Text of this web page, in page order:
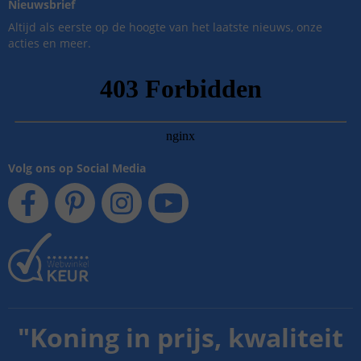
Nieuwsbrief
Altijd als eerste op de hoogte van het laatste nieuws, onze
acties en meer.
Volg ons op Social Media
"Koning in prijs, kwaliteit